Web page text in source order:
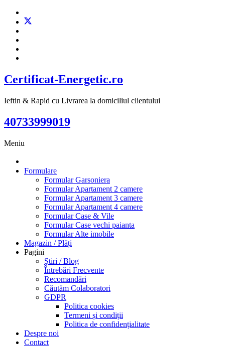
Certificat-Energetic.ro
Ieftin & Rapid cu Livrarea la domiciliul clientului
40733999019
Meniu
Formulare
Formular Garsoniera
Formular Apartament 2 camere
Formular Apartament 3 camere
Formular Apartament 4 camere
Formular Case & Vile
Formular Case vechi paianta
Formular Alte imobile
Magazin / Plăți
Pagini
Știri / Blog
Întrebări Frecvente
Recomandări
Căutăm Colaboratori
GDPR
Politica cookies
Termeni și condiții
Politica de confidențialitate
Despre noi
Contact